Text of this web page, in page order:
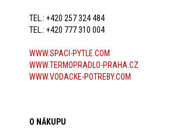
TEL.: +420 257 324 484
TEL.: +420 777 310 004
WWW.SPACI-PYTLE.COM
WWW.TERMOPRADLO-PRAHA.CZ
WWW.VODACKE-POTREBY.COM
O NÁKUPU